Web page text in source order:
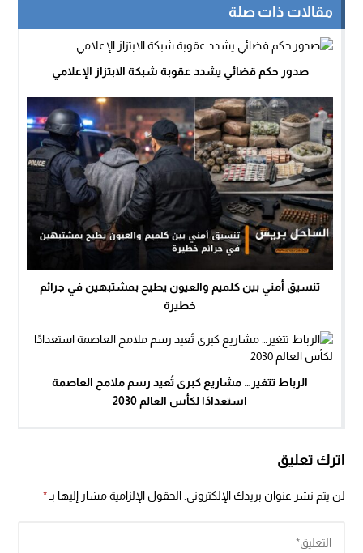
مقالات ذات صلة
صدور حكم قضائي يشدد عقوبة شبكة الابتزاز الإعلامي
تنسيق أمني بين كلميم والعيون يطيح بمشتبهين في جرائم
خطيرة
الرباط تتغير… مشاريع كبرى تُعيد رسم ملامح العاصمة
استعدادًا لكأس العالم 2030
اترك تعليق
لن يتم نشر عنوان بريدك الإلكتروني. الحقول الإلزامية مشار إليها بـ*